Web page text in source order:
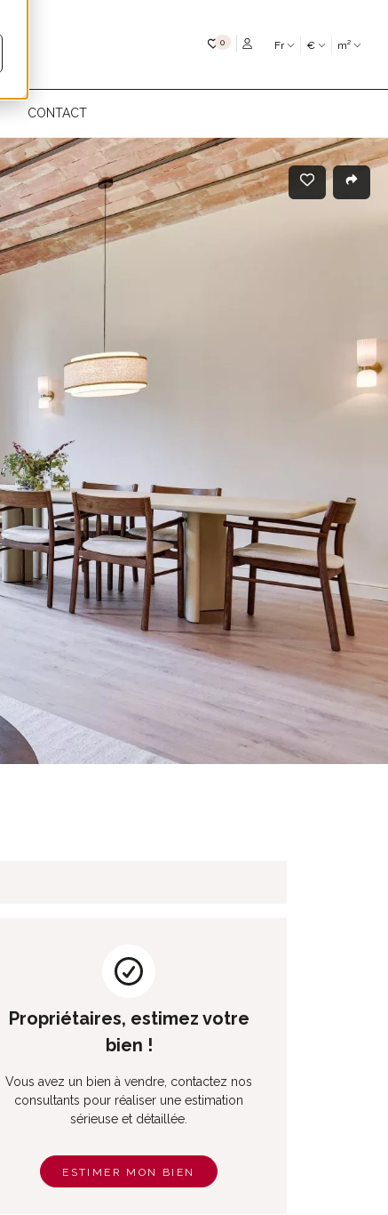
0Mes favoris Fr € m²
CONTACT
Propriétaires, estimez votre
bien !
Vous avez un bien à vendre, contactez nos
consultants pour réaliser une estimation
sérieuse et détaillée.
ESTIMER MON BIEN